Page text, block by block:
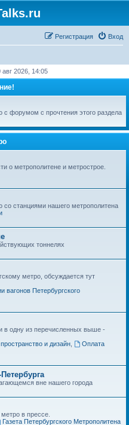
Вход
Регистрация
2026, 14:05
форумом с прочтения этого раздела
о метрополитене и метрострое.
со станциями нашего метрополитена
тоннелях
метро, обсуждается тут
вагонов Петербургского
в одну из перечисленных выше -
и дизайн,
Оплата
вне нашего города
в прессе.
Газета Петербургского Метрополитена